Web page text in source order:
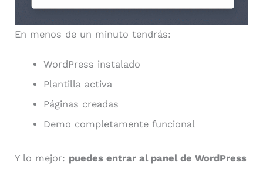
En menos de un minuto tendrás:
WordPress instalado
Plantilla activa
Páginas creadas
Demo completamente funcional
Y lo mejor: puedes entrar al panel de WordPress